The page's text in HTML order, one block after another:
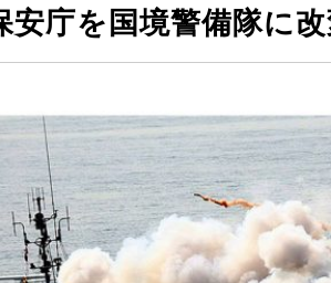
安庁を国境警備隊に